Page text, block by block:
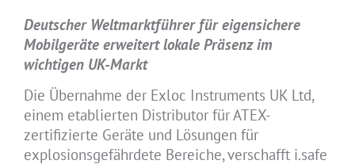
Deutscher Weltmarktführer für eigensichere
Mobilgeräte erweitert lokale Präsenz im
wichtigen UK-Markt
Die Übernahme der Exloc Instruments UK Ltd,
einem etablierten Distributor für ATEX-
zertifizierte Geräte und Lösungen für
explosionsgefährdete Bereiche, verschafft i.safe